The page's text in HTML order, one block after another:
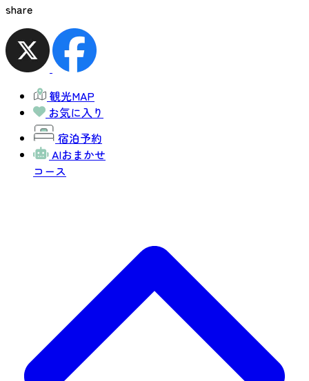
share
観光MAP
お気に入り
宿泊予約
AIおまかせ
コース